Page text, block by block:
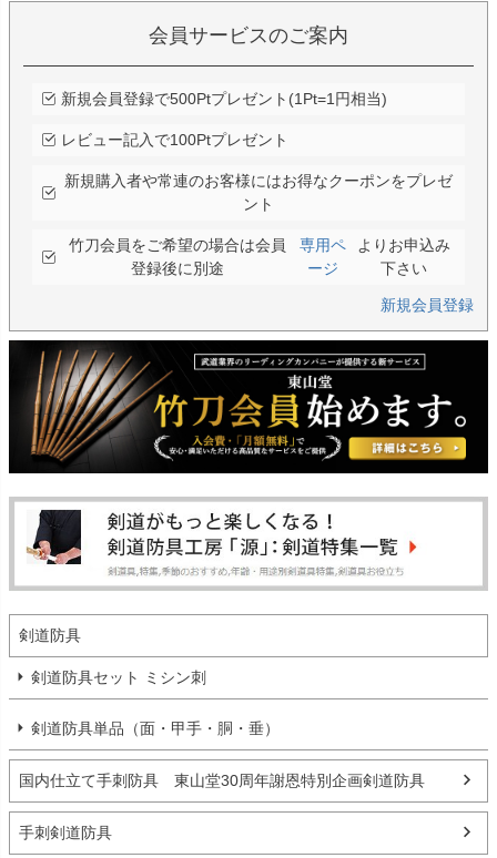
会員サービスのご案内
新規会員登録で500Ptプレゼント(1Pt=1円相当)
レビュー記入で100Ptプレゼント
新規購入者や常連のお客様にはお得なクーポンをプレゼ
ント
竹刀会員をご希望の場合は会員
登録後に別途
専用ペ
ージ
よりお申込み
下さい
新規会員登録
剣道防具
剣道防具セット ミシン刺
剣道防具単品（面・甲手・胴・垂）
国内仕立て手刺防具 東山堂30周年謝恩特別企画剣道防具
手刺剣道防具